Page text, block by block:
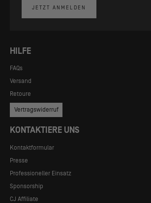
HILFE
FAQs
Versand
Retoure
Vertragswiderruf
KONTAKTIERE UNS
Kontaktformular
Presse
Professioneller Einsatz
Sponsorship
CJ Affiliate
JETZT ANMELDEN